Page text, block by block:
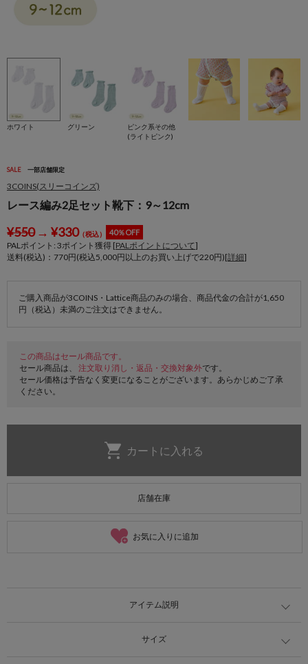
ホワイト グリーン
ピンク系その他
(ライトピンク)
SALE 一部店舗限定
3COINS(スリーコインズ)
レース編み2足セット靴下：9～12cm
¥550→ ¥330（税込） 40％OFF
PALポイント: 3ポイント獲得 [PALポイントについて]
送料(税込)：770円(税込5,000円以上のお買い上げで220円)[詳細]
ご購入商品が3COINS・Lattice商品のみの場合、商品代金の合計が1,650
円（税込）未満のご注文はできません。
この商品はセール商品です。
セール商品は、 注文取り消し・返品・交換対象外です。
セール価格は予告なく変更になることがございます。あらかじめご了承
ください。
店舗在庫
お気に入りに追加
アイテム説明
サイズ